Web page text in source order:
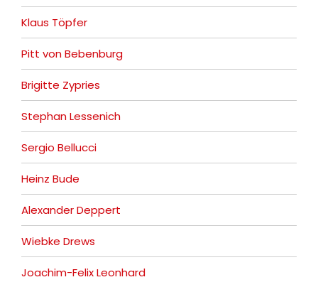
Klaus Töpfer
Pitt von Bebenburg
Brigitte Zypries
Stephan Lessenich
Sergio Bellucci
Heinz Bude
Alexander Deppert
Wiebke Drews
Joachim-Felix Leonhard